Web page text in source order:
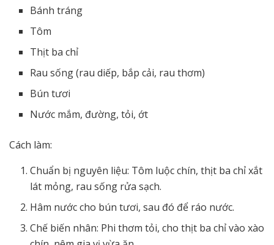
Bánh tráng
Tôm
Thịt ba chỉ
Rau sống (rau diếp, bắp cải, rau thơm)
Bún tươi
Nước mắm, đường, tỏi, ớt
Cách làm:
Chuẩn bị nguyên liệu: Tôm luộc chín, thịt ba chỉ xắt
lát mỏng, rau sống rửa sạch.
Hâm nước cho bún tươi, sau đó để ráo nước.
Chế biến nhân: Phi thơm tỏi, cho thịt ba chỉ vào xào